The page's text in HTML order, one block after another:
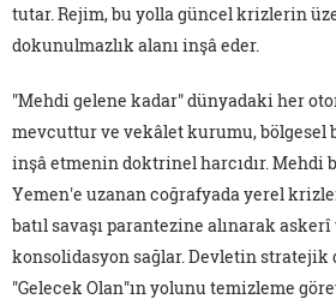
tutar. Rejim, bu yolla güncel krizlerin
dokunulmazlık alanı inşâ eder.
"Mehdi gelene kadar" dünyadaki her
mevcuttur ve vekâlet kurumu, bölgesel
inşâ etmenin doktrinel harcıdır. Mehdi
Yemen'e uzanan coğrafyada yerel
batıl savaşı parantezine alınarak
konsolidasyon sağlar. Devletin stratejik
"Gelecek Olan"ın yolunu temizleme